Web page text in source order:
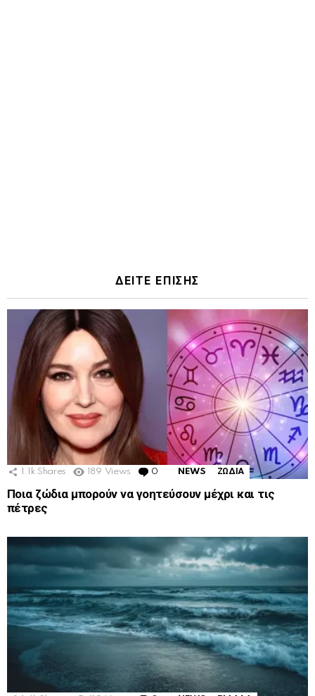
ΔΕΙΤΕ ΕΠΙΣΗΣ
1.1k Shares 189 Views 0 Comments
NEWS ΖΩΔΙΑ
Ποια ζώδια μπορούν να γοητεύσουν μέχρι και τις
πέτρες